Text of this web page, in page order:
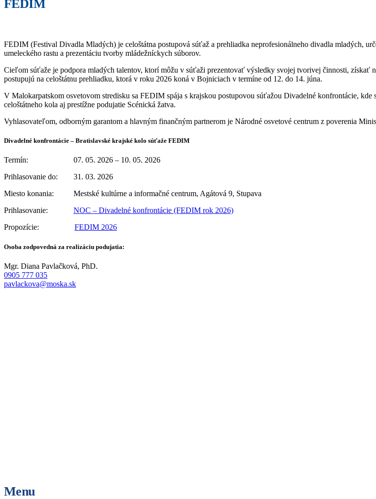
FEDIM
FEDIM (Festival Divadla Mladých) je celoštátna postupová súťaž a prehliadka neprofesionálneho divadla mladých,
umeleckého rastu a prezentáciu tvorby mládežníckych súborov.
Cieľom súťaže je podpora mladých talentov, ktorí môžu v súťaži prezentovať výsledky svojej tvorivej činnosti, získať
postupujú na celoštátnu prehliadku, ktorá v roku 2026 koná v Bojniciach v termíne od 12. do 14. júna.
V Malokarpatskom osvetovom stredisku sa FEDIM spája s krajskou postupovou súťažou Divadelné konfrontácie,
celoštátneho kola aj prestížne podujatie Scénická žatva.
Vyhlasovateľom, odborným garantom a hlavným finančným partnerom je Národné osvetové centrum z poverenia
Divadelné konfrontácie – Bratislavské krajské kolo súťaže FEDIM
Termín: 07. 05. 2026 – 10. 05. 2026
Prihlasovanie do: 31. 03. 2026
Miesto konania: Mestské kultúrne a informačné centrum, Agátová 9, Stupava
Prihlasovanie: NOC – Divadelné konfrontácie (FEDIM rok 2026)
Propozície: FEDIM 2026
Osoba zodpovedná za realizáciu podujatia:
Mgr. Diana Pavlačková, PhD.
0905 777 035
pavlackova@moska.sk
Menu